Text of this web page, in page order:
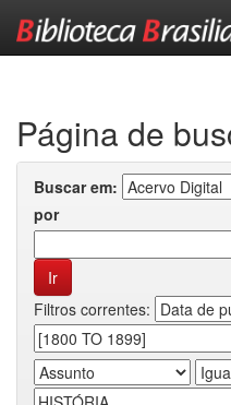
Página de
Buscar em:
por
Filtros correntes: